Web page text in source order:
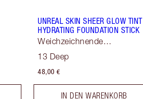
UNREAL SKIN SHEER GLOW TINT
HYDRATING FOUNDATION STICK
Weichzeichnende
13 Deep
48,00 €
IN DEN WARENKORB